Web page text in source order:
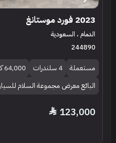
2023 فورد موستانغ
الدمام ، السعودية
244890
مستعملة 4 سلندرات
64,000 كم
البائع معرض مجموعة السلام
123,000